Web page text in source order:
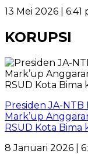
13 Mei 2026 | 6:41
KORUPSI
Presiden JA-NTB
Mark’up
RSUD Kota Bima
8 Januari 2026 |